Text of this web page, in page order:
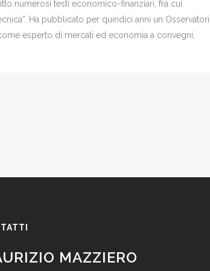
numerosi testi economico-finanziari, fra cui
Ha pubblicato per quindici anni un
esperto di mercati ed economia a convegni,
MAZZIERO